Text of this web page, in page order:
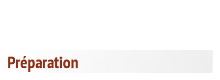
Préparation